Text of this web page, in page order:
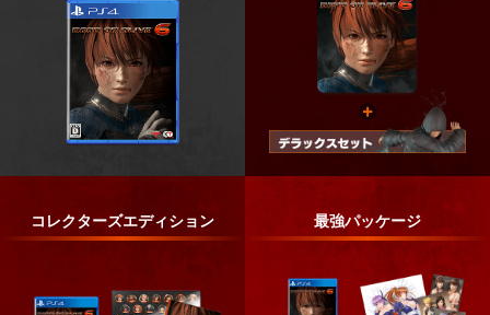
コレクターズエディション 最強パッケージ